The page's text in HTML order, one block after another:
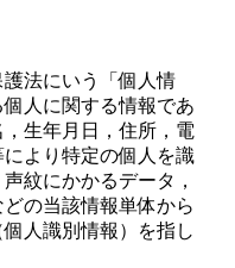
護法にいう「個人情
人に関する情報であ
生年月日，住所，電
より特定の個人を識
紋にかかるデータ，
の当該情報単体から
人識別情報）を指し